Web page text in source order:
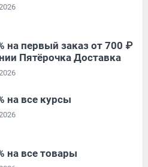
на первый заказ от 700 ₽
Пятёрочка Доставка
на все курсы
на все товары